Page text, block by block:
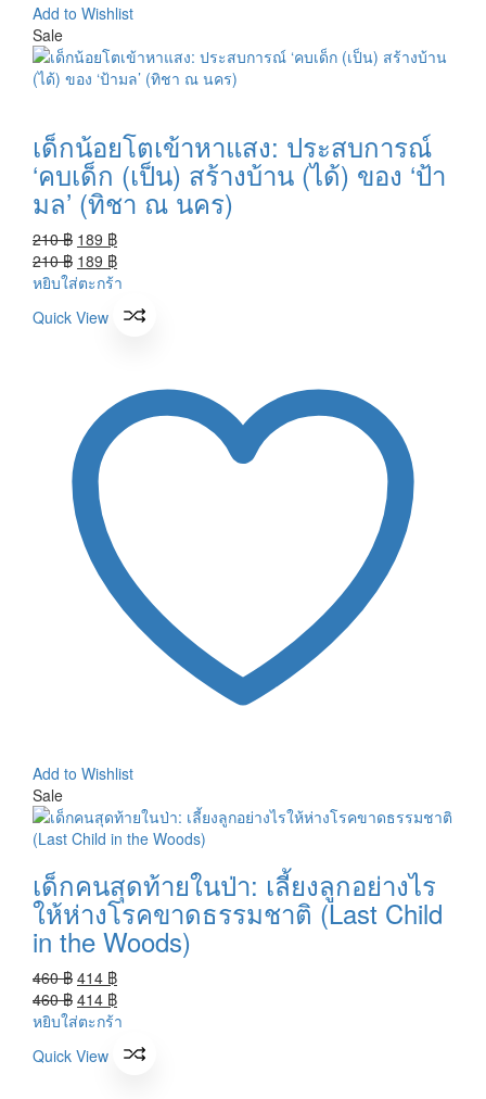
Add to Wishlist
Sale
เด็กน้อยโตเข้าหาแสง: ประสบการณ์
‘คบเด็ก (เป็น) สร้างบ้าน (ได้) ของ ‘ป้า
มล’ (ทิชา ณ นคร)
210฿ Original
price
was:
189 ฿Current
price
is:
210฿ Original
price
210 ฿.
189 ฿Current
price
189 ฿.
หยิบใส่ตะกร้า
Quick View
Add to Wishlist
Sale
เด็กคนสุดท้ายในป่า: เลี้ยงลูกอย่างไร
ให้ห่างโรคขาดธรรมชาติ (Last Child
in the Woods)
460฿ Original
price
was:
414 ฿Current
price
is:
460฿ Original
price
460 ฿.
414 ฿Current
price
414 ฿.
หยิบใส่ตะกร้า
Quick View